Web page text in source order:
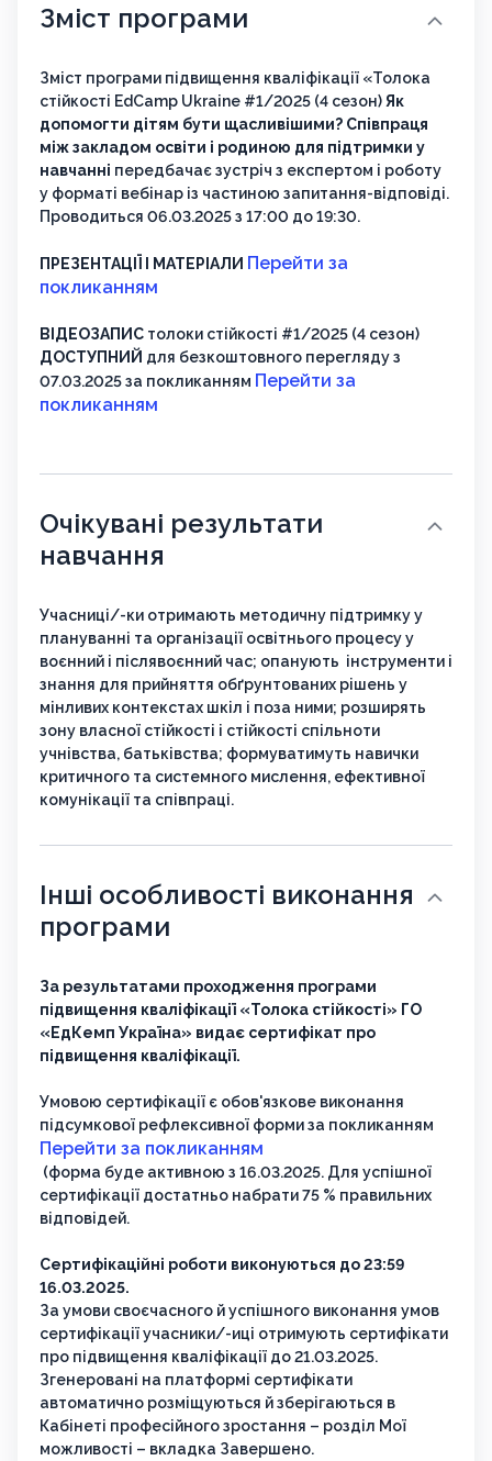
Зміст програми
Зміст програми підвищення кваліфікації «Толока
стійкості EdCamp Ukraine #1/2025 (4 сезон)Як
допомогти дітям бути щасливішими? Співпраця
між закладом освіти і родиною для підтримки у
навчанні передбачає зустріч з експертом і роботу
у форматі вебінар із частиною запитання-відповіді.
Проводиться 06.03.2025 з 17:00 до 19:30.
ПРЕЗЕНТАЦІЇ І МАТЕРІАЛИ Перейти за
покликанням
ВІДЕОЗАПИС толоки стійкості #1/2025 (4 сезон)
ДОСТУПНИЙ для безкоштовного перегляду з
07.03.2025 за покликанням Перейти за
покликанням
Очікувані результати
навчання
Учасниці/-ки отримають методичну підтримку у
плануванні та організації освітнього процесу у
воєнний і післявоєнний час; опанують інструменти і
знання для прийняття обґрунтованих рішень у
мінливих контекстах шкіл і поза ними; розширять
зону власної стійкості і стійкості спільноти
учнівства, батьківства; формуватимуть навички
критичного та системного мислення, ефективної
комунікації та співпраці.
Інші особливості виконання
програми
За результатами проходження програми
підвищення кваліфікації «Толока стійкості» ГО
«ЕдКемп Україна» видає сертифікат про
підвищення кваліфікації.
Умовою сертифікації є обов'язкове виконання
підсумкової рефлексивної форми за покликанням
Перейти за покликанням
(форма буде активною з 16.03.2025. Для успішної
сертифікації достатньо набрати 75 % правильних
відповідей.
Сертифікаційні роботи виконуються до 23:59
16.03.2025.
За умови своєчасного й успішного виконання умов
сертифікації учасники/-иці отримують сертифікати
про підвищення кваліфікації до 21.03.2025.
Згенеровані на платформі сертифікати
автоматично розміщуються й зберігаються в
Кабінеті професійного зростання – розділ Мої
можливості – вкладка Завершено.